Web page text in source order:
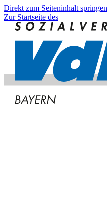
Direkt zum Seiteninhalt springen
Zur Startseite des